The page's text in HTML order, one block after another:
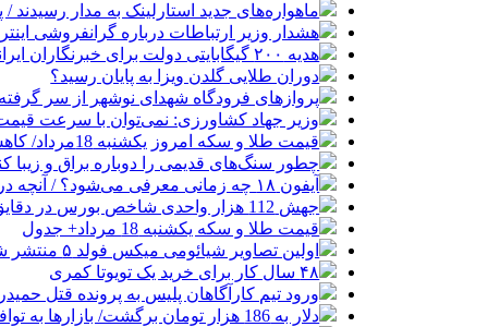
ماهواره‌های جدید استارلینک به مدار رسیدند / پرتاب ۲۴ ماهواره
هشدار وزیر ارتباطات درباره گرانفروشی
هدیه ۲۰۰ گیگابایتی دولت برای خبرنگاران ایرانسلی
دوران طلایی گلدن ویزا به پایان رسید؟
پروازهای فرودگاه شهدای نوشهر از سر
وزیر جهاد کشاورزی: نمی‌توان با سرعت قیمت
قیمت طلا و سکه امروز یکشنبه 18مرداد/ کاهش همه قیمت ها + جدول
چطور سنگ‌های قدیمی را دوباره براق و زیبا
آیفون ۱۸ چه زمانی معرفی می‌شود؟ / آنچه درباره گوشی جدید اپل می‌دانیم
جهش 112 هزار واحدی شاخص بورس در دقایق ابتدایی معاملات امروز
قیمت طلا و سکه یکشنبه 18 مرداد+ جدول
اولین تصاویر شیائومی میکس فولد ۵ منتشر شد
۴۸ سال کار برای خرید یک تویوتا کمری
ورود تیم کارآگاهان پلیس به پرونده قتل
دلار به 186 هزار تومان برگشت/ بازارها به توافق احتمالی هرمز چه واکنشی نشان دادند؟